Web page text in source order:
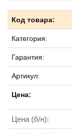
Код товара:
Категория:
Гарантия:
Артикул:
Цена:
Цена (б/н):